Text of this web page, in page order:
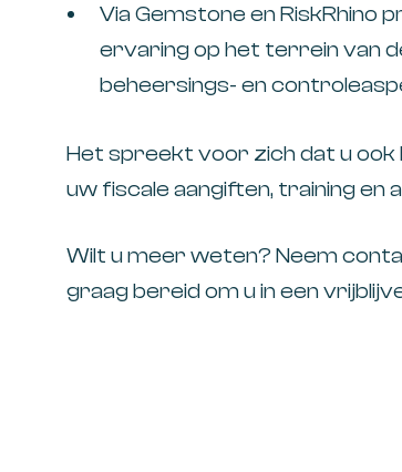
Via Gemstone en RiskRhino
ervaring op het terrein van
beheersings- en
Het spreekt voor zich dat u
uw fiscale aangiften, training en
Wilt u meer weten? Neem
graag bereid om u in een